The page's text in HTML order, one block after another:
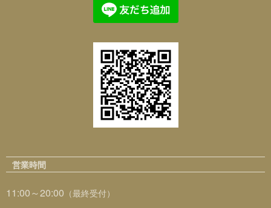
営業時間
11:00～20:00 （最終受付）